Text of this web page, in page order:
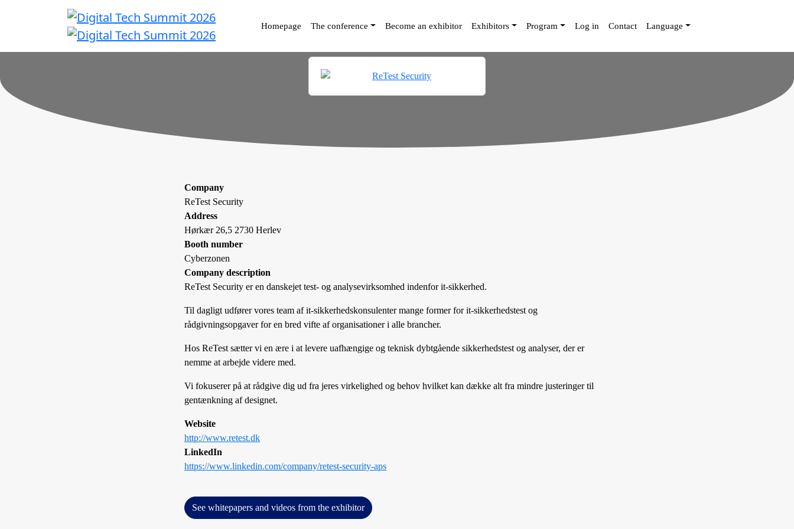
Homepage The conference Become an exhibitor Exhibitors Program Log in Contact Language
Company
ReTest Security
Address
Hørkær 26,5 2730 Herlev
Booth number
Cyberzonen
Company description
ReTest Security er en danskejet test- og analysevirksomhed indenfor it-sikkerhed.
Til dagligt udfører vores team af it-sikkerhedskonsulenter mange former for it-sikkerhedstest og
rådgivningsopgaver for en bred vifte af organisationer i alle brancher.
Hos ReTest sætter vi en ære i at levere uafhængige og teknisk dybtgående sikkerhedstest og analyser, der er
nemme at arbejde videre med.
Vi fokuserer på at rådgive dig ud fra jeres virkelighed og behov hvilket kan dække alt fra mindre justeringer til
gentænkning af designet.
Website
http://www.retest.dk
LinkedIn
https://www.linkedin.com/company/retest-security-aps
See whitepapers and videos from the exhibitor